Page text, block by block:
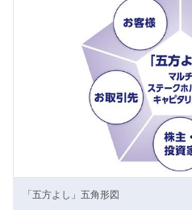
「五方よし」五角形図